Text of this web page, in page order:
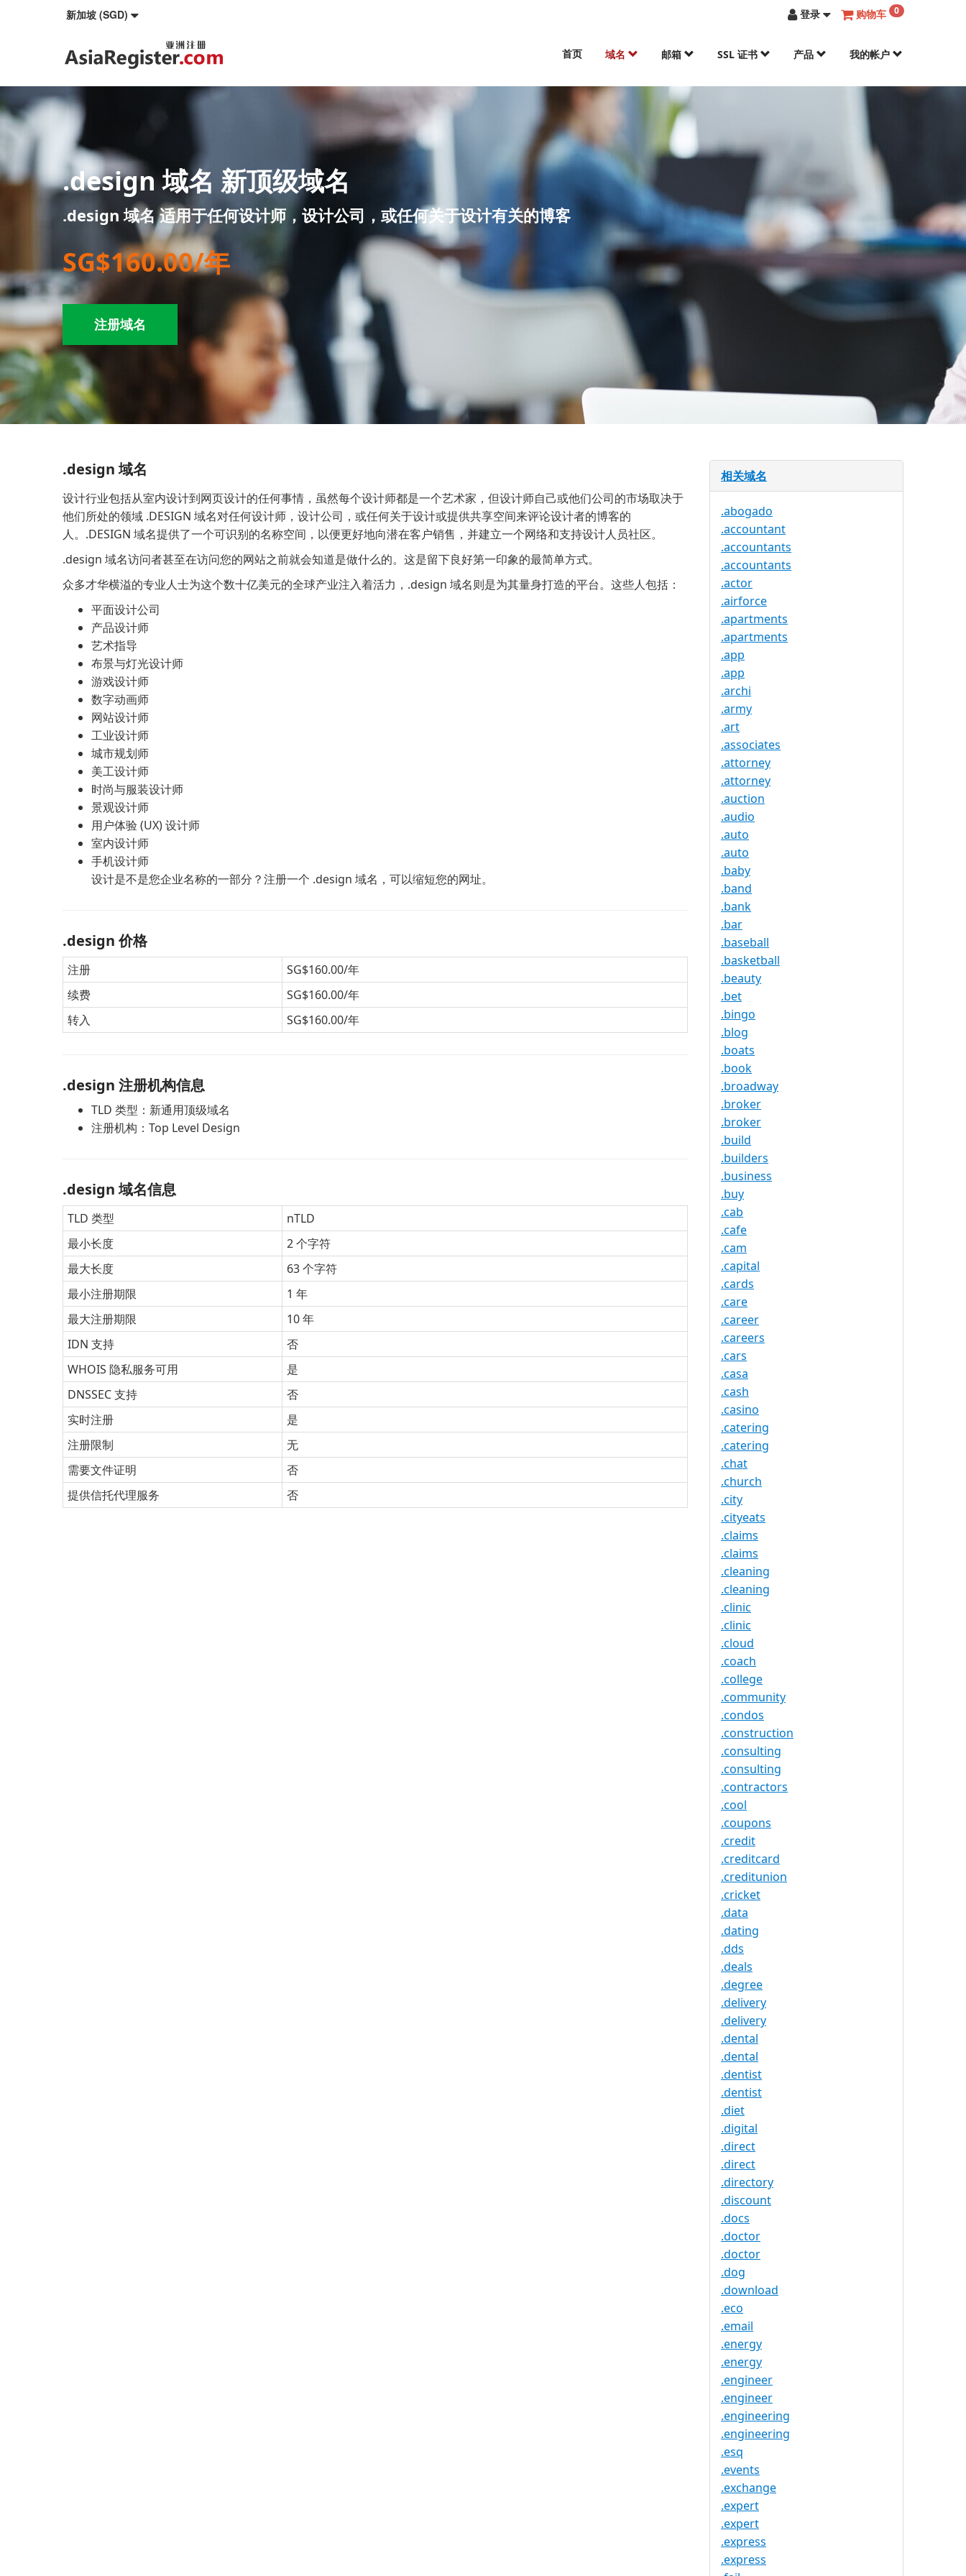
新加坡 (SGD) 登录 购物车 0
首页 域名 邮箱 SSL 证书 产品 我的帐户
.design 域名 新顶级域名
.design 域名 适用于任何设计师，设计公司，或任何关于设计有关的博客
SG$160.00/年
注册域名
.design 域名
设计行业包括从室内设计到网页设计的任何事情，虽然每个设计师都是一个艺术家，但设计师自己或他们公司的市场取决于
他们所处的领域 .DESIGN 域名对任何设计师，设计公司，或任何关于设计或提供共享空间来评论设计者的博客的
人。.DESIGN 域名提供了一个可识别的名称空间，以便更好地向潜在客户销售，并建立一个网络和支持设计人员社区。
.design 域名访问者甚至在访问您的网站之前就会知道是做什么的。这是留下良好第一印象的最简单方式。
众多才华横溢的专业人士为这个数十亿美元的全球产业注入着活力，.design 域名则是为其量身打造的平台。这些人包括：
平面设计公司
产品设计师
艺术指导
布景与灯光设计师
游戏设计师
数字动画师
网站设计师
工业设计师
城市规划师
美工设计师
时尚与服装设计师
景观设计师
用户体验 (UX) 设计师
室内设计师
手机设计师
设计是不是您企业名称的一部分？注册一个 .design 域名，可以缩短您的网址。
.design 价格
注册
SG$160.00/年
续费
SG$160.00/年
转入
SG$160.00/年
.design 注册机构信息
TLD 类型：新通用顶级域名
注册机构：Top Level Design
.design 域名信息
TLD 类型
nTLD
最小长度
2 个字符
最大长度
63 个字符
最小注册期限
1 年
最大注册期限
10 年
IDN 支持
否
WHOIS 隐私服务可用
是
DNSSEC 支持
否
实时注册
是
注册限制
无
需要文件证明
否
提供信托代理服务
否
相关域名
.abogado
.accountant
.accountants
.accountants
.actor
.airforce
.apartments
.apartments
.app
.app
.archi
.army
.art
.associates
.attorney
.attorney
.auction
.audio
.auto
.auto
.baby
.band
.bank
.bar
.baseball
.basketball
.beauty
.bet
.bingo
.blog
.boats
.book
.broadway
.broker
.broker
.build
.builders
.business
.buy
.cab
.cafe
.cam
.capital
.cards
.care
.career
.careers
.cars
.casa
.cash
.casino
.catering
.catering
.chat
.church
.city
.cityeats
.claims
.claims
.cleaning
.cleaning
.clinic
.clinic
.cloud
.coach
.college
.community
.condos
.construction
.consulting
.consulting
.contractors
.cool
.coupons
.credit
.creditcard
.creditunion
.cricket
.data
.dating
.dds
.deals
.degree
.delivery
.delivery
.dental
.dental
.dentist
.dentist
.diet
.digital
.direct
.direct
.directory
.discount
.docs
.doctor
.doctor
.dog
.download
.eco
.email
.energy
.energy
.engineer
.engineer
.engineering
.engineering
.esq
.events
.exchange
.expert
.expert
.express
.express